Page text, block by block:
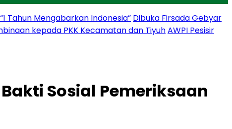
Tahun Mengabarkan Indonesia” Dibuka Firsada Gebyar
kepada PKK Kecamatan dan TiyuhAWPI Pesisir
Sosial Pemeriksaan